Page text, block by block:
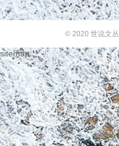
© 2020 世说文丛
sitemap